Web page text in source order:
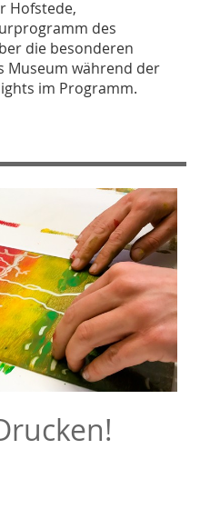
Hofstede,
des
die besonderen
Museum während der
im Programm.